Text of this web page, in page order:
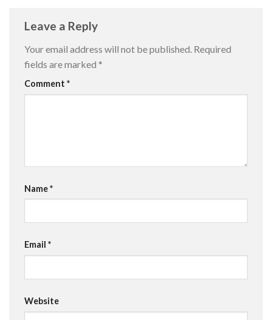
Leave a Reply
Your email address will not be published. Required
fields are marked *
Comment *
Name*
Email *
Website